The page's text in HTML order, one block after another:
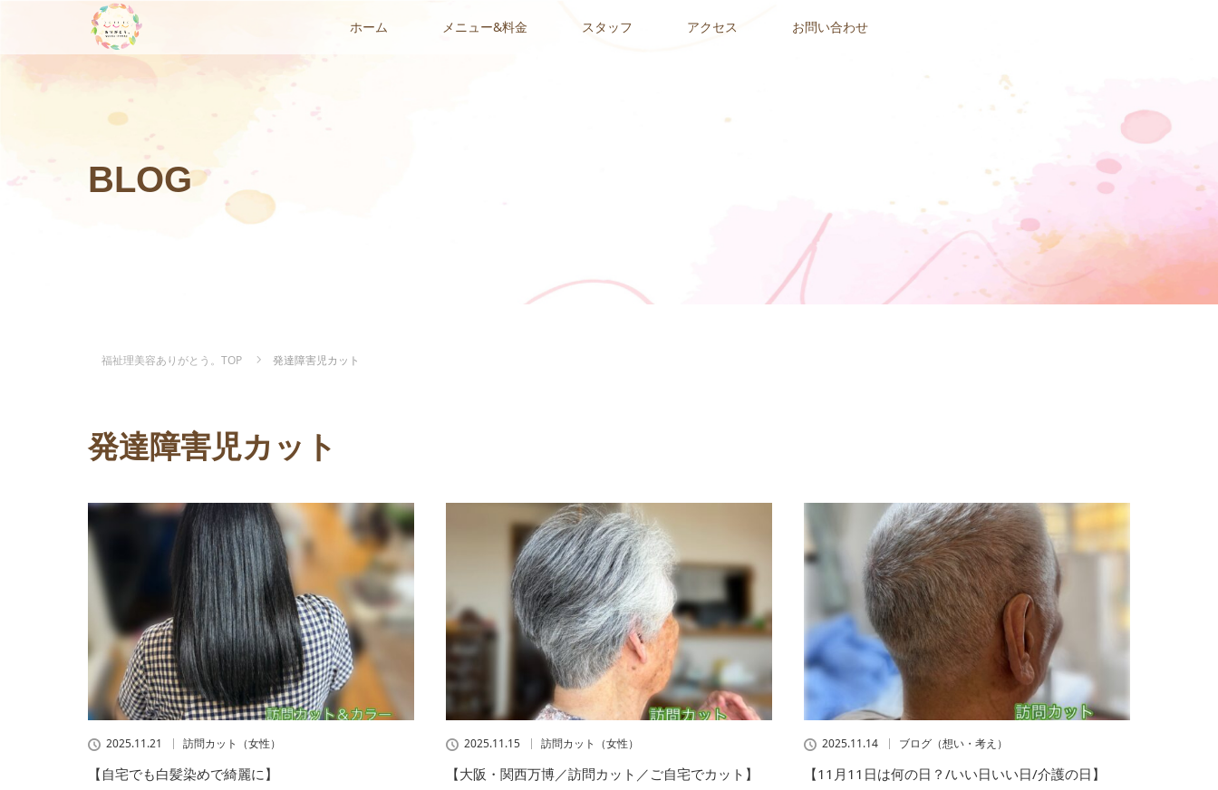
ホーム メニュー&料金 スタッフ アクセス お問い合わせ
BLOG
福祉理美容ありがとう。TOP 発達障害児カット
発達障害児カット
2025.11.21 訪問カット（女性）
【自宅でも白髪染めで綺麗に】
2025.11.15 訪問カット（女性）
【大阪・関西万博／訪問カット／ご自宅でカット】
2025.11.14 ブログ（想い・考え）
【11月11日は何の日？/いい日いい日/介護の日】